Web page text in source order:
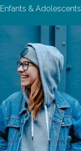
Enfants & Adolescents